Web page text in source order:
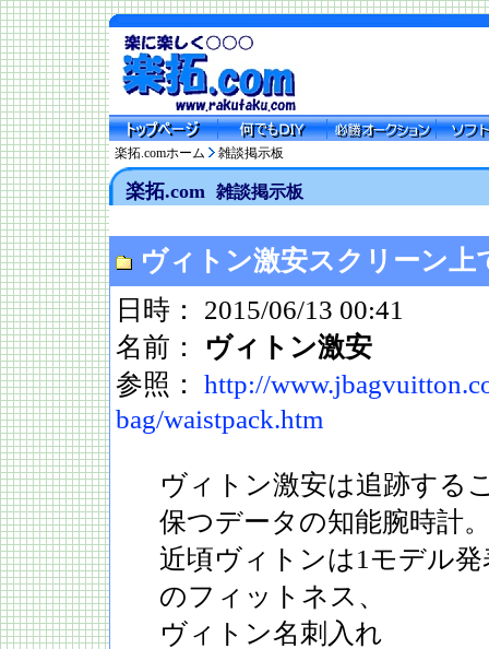
楽拓.comホーム 雑談掲示板
楽拓.com 雑談掲示板
ヴィトン激安スクリーン上
日時： 2015/06/13 00:41
名前：
ヴィトン激安
参照： http://
bag/waistpack.htm
ヴィトン激安は追跡する
保つデータの知能腕時計
近頃ヴィトンは1モデル
のフィットネス、
ヴィトン名刺入れ